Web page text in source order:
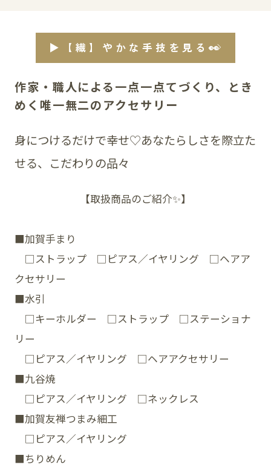
百番街くらぶ
SNS
▶【繊】やかな手技を見る👀
作家・職人による一点一点てづくり、とき
めく唯一無二のアクセサリー
身につけるだけで幸せ♡あなたらしさを際立た
せる、こだわりの品々
【取扱商品のご紹介✨】
■加賀手まり
□ストラップ □ピアス／イヤリング □ヘアア
クセサリー
■水引
□キーホルダー □ストラップ □ステーショナ
リー
□ピアス／イヤリング □ヘアアクセサリー
■九谷焼
□ピアス／イヤリング □ネックレス
■加賀友禅つまみ細工
□ピアス／イヤリング
■ちりめん